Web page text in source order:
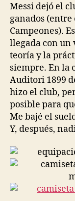
Messi dejó el
ganados (entre
Campeones).
llegada con un
teoría y la
siempre. En la
Auditori 1899
hizo el club,
posible para
Me bajé el
Y, después,